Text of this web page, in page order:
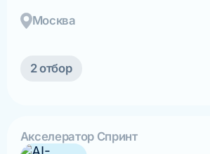
Москва
2 отбор
Акселератор Спринт